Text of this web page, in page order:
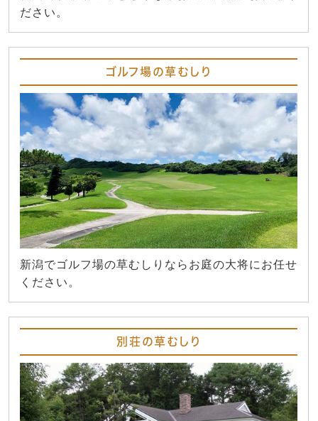
ださい。
ゴルフ場の草むしり
新潟でゴルフ場の草むしりならお庭の大将にお任せ
ください。
別荘の草むしり